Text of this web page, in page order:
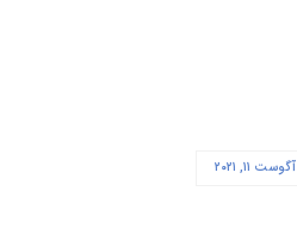
آگوست ۱۱, ۲۰۲۱